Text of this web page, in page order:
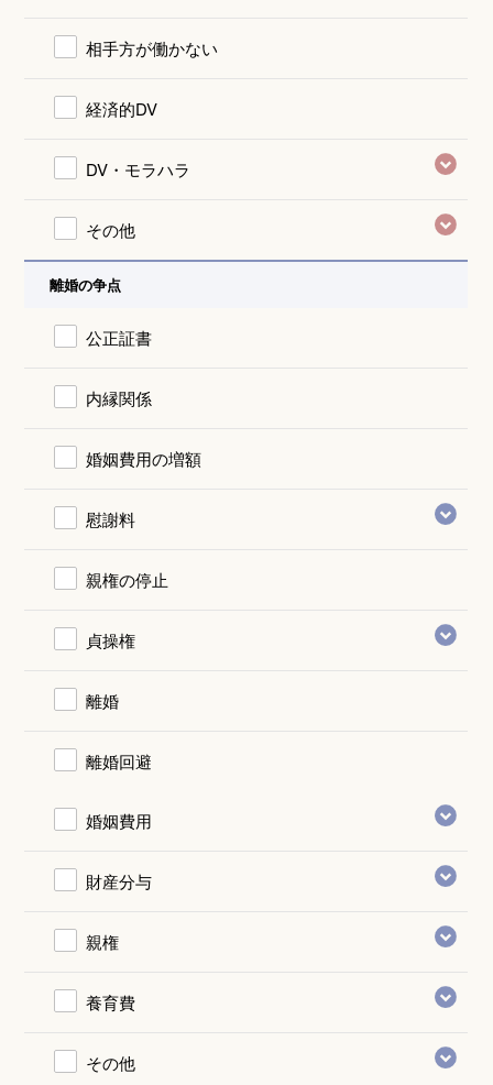
相手方が働かない
経済的DV
DV・モラハラ
その他
離婚の争点
公正証書
内縁関係
婚姻費用の増額
慰謝料
親権の停止
貞操権
離婚
離婚回避
婚姻費用
財産分与
親権
養育費
その他